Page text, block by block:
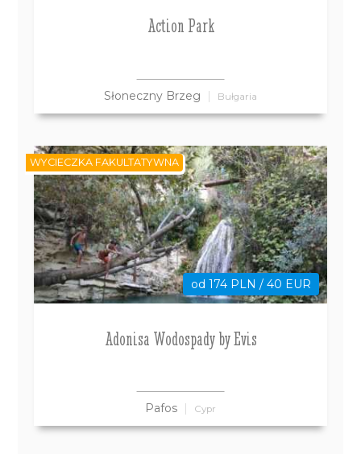
Action Park
Słoneczny Brzeg Bułgaria
od 174 PLN / 40 EUR
Adonisa Wodospady by Evis
Pafos Cypr
WYCIECZKA FAKULTATYWNA